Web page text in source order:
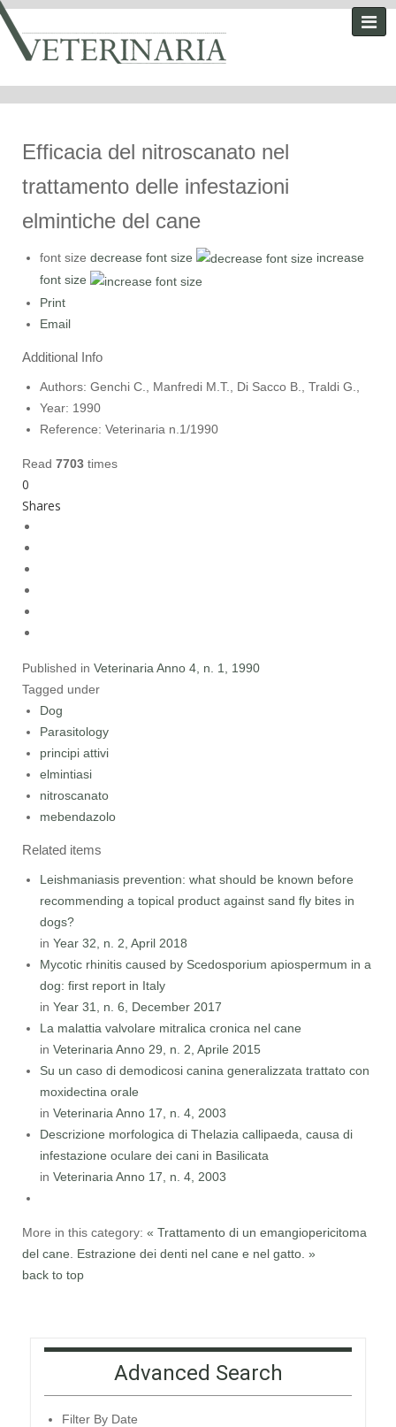
Efficacia del nitroscanato nel
trattamento delle infestazioni
elmintiche del cane
font size decrease font size
increase
font size
Print
Email
Additional Info
Authors: Genchi C., Manfredi M.T., Di Sacco B., Traldi G.,
Year: 1990
Reference: Veterinaria n.1/1990
Read 7703 times
0
Shares
Published in Veterinaria Anno 4, n. 1, 1990
Tagged under
Dog
Parasitology
principi attivi
elmintiasi
nitroscanato
mebendazolo
Related items
Leishmaniasis prevention: what should be known before
recommending a topical product against sand fly bites in
dogs?
in Year 32, n. 2, April 2018
Mycotic rhinitis caused by Scedosporium apiospermum in a
dog: first report in Italy
in Year 31, n. 6, December 2017
La malattia valvolare mitralica cronica nel cane
in Veterinaria Anno 29, n. 2, Aprile 2015
Su un caso di demodicosi canina generalizzata trattato con
moxidectina orale
in Veterinaria Anno 17, n. 4, 2003
Descrizione morfologica di Thelazia callipaeda, causa di
infestazione oculare dei cani in Basilicata
in Veterinaria Anno 17, n. 4, 2003
More in this category: « Trattamento di un emangiopericitoma
del cane. Estrazione dei denti nel cane e nel gatto. »
back to top
Advanced Search
Filter By Date